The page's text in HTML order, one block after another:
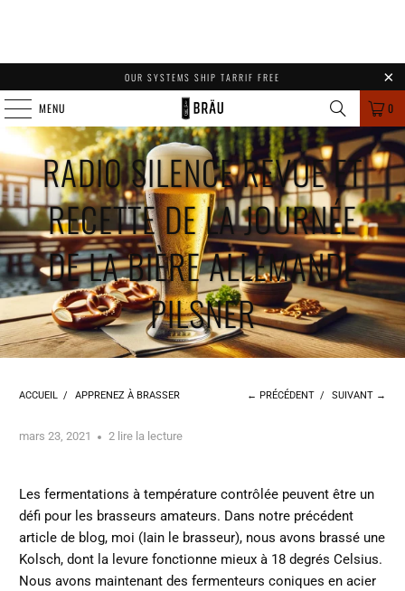
OUR SYSTEMS SHIP TARRIF FREE
MENU 0
RADIO SILENCE REVUE ET
RECETTE DE LA JOURNÉE
DE LA BIÈRE ALLEMANDE
PILSNER
ACCUEIL / APPRENEZ À BRASSER ← PRÉCÉDENT / SUIVANT →
mars 23, 2021 2 lire la lecture
Les fermentations à température contrôlée peuvent être un
défi pour les brasseurs amateurs. Dans notre précédent
article de blog, moi (Iain le brasseur), nous avons brassé une
Kolsch, dont la levure fonctionne mieux à 18 degrés Celsius.
Nous avons maintenant des fermenteurs coniques en acier